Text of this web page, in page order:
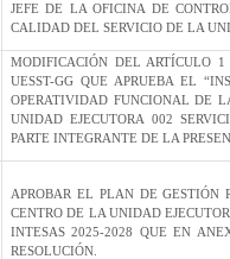
JEFE DE LA OFICINA DE
CALIDAD DEL SERVICIO DE LA
MODIFICACIÓN DEL ARTÍCULO
UESST-GG QUE APRUEBA EL
OPERATIVIDAD FUNCIONAL DE
UNIDAD EJECUTORA 002
PARTE INTEGRANTE DE LA
APROBAR EL PLAN DE GESTIÓN
CENTRO DE LA UNIDAD
INTESAS 2025-2028 QUE EN
RESOLUCIÓN.